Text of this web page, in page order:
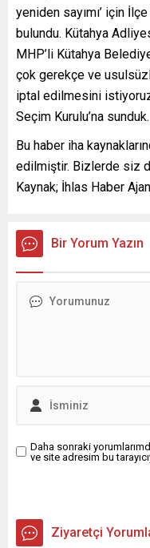
yeniden sayımı’ için
bulundu. Kütahya
MHP’li Kütahya
çok gerekçe ve
iptal edilmesini
Seçim Kurulu’na
Bu haber iha
edilmiştir. Bizlerde siz
Kaynak; İhlas Haber
Bir Yorum Yazın
Daha sonraki
ve site adresim bu
Ziyaretçi